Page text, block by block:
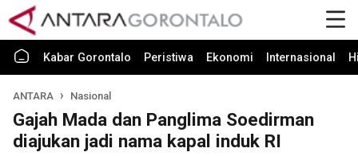
Kabar Gorontalo Peristiwa Ekonomi Internasional
ANTARA Nasional
Gajah Mada dan Panglima Soedirman
diajukan jadi nama kapal induk RI